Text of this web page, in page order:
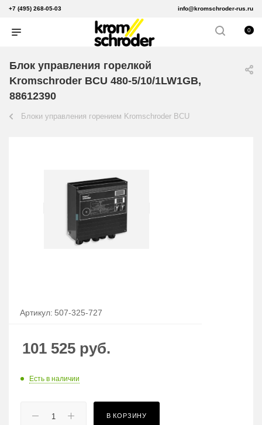
+7 (495) 268-05-03 info@kromschroder-rus.ru
0
Блок управления горелкой
Kromschroder BCU 480-5/10/1LW1GB,
88612390
Блоки управления горением Kromschroder BCU
Артикул: 507-325-727
101 525 руб.
Есть в наличии
В КОРЗИНУ